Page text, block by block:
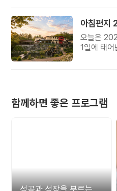
아침편지
오늘은
1일에 태어
함께하면 좋은 프로그램